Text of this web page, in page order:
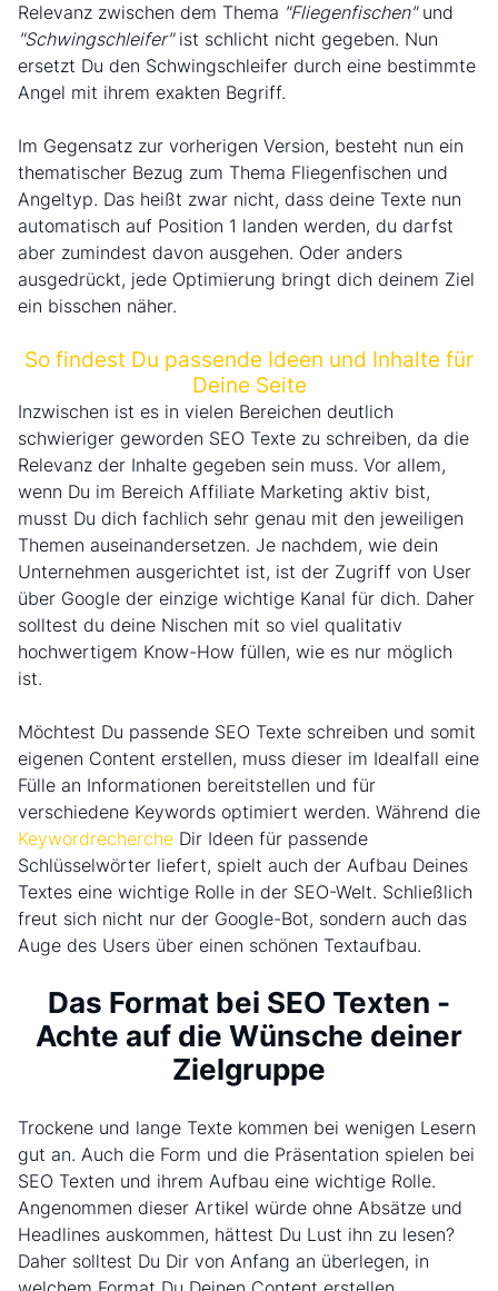
Relevanz zwischen dem Thema "Fliegenfischen"und
"Schwingschleifer"ist schlicht nicht gegeben. Nun
ersetzt Du den Schwingschleifer durch eine bestimmte
Angel mit ihrem exakten Begriff.
Im Gegensatz zur vorherigen Version, besteht nun ein
thematischer Bezug zum Thema Fliegenfischen und
Angeltyp. Das heißt zwar nicht, dass deine Texte nun
automatisch auf Position 1 landen werden, du darfst
aber zumindest davon ausgehen. Oder anders
ausgedrückt, jede Optimierung bringt dich deinem Ziel
ein bisschen näher.
So findest Du passende Ideen und Inhalte für
Deine Seite
Inzwischen ist es in vielen Bereichen deutlich
schwieriger geworden SEO Texte zu schreiben, da die
Relevanz der Inhalte gegeben sein muss. Vor allem,
wenn Du im Bereich Affiliate Marketing aktiv bist,
musst Du dich fachlich sehr genau mit den jeweiligen
Themen auseinandersetzen. Je nachdem, wie dein
Unternehmen ausgerichtet ist, ist der Zugriff von User
über Google der einzige wichtige Kanal für dich. Daher
solltest du deine Nischen mit so viel qualitativ
hochwertigem Know-How füllen, wie es nur möglich
ist.
Möchtest Du passende SEO Texte schreiben und somit
eigenen Content erstellen, muss dieser im Idealfall eine
Fülle an Informationen bereitstellen und für
verschiedene Keywords optimiert werden. Während die
Keywordrecherche Dir Ideen für passende
Schlüsselwörter liefert, spielt auch der Aufbau Deines
Textes eine wichtige Rolle in der SEO-Welt. Schließlich
freut sich nicht nur der Google-Bot, sondern auch das
Auge des Users über einen schönen Textaufbau.
Das Format bei SEO Texten -
Achte auf die Wünsche deiner
Zielgruppe
Trockene und lange Texte kommen bei wenigen Lesern
gut an. Auch die Form und die Präsentation spielen bei
SEO Texten und ihrem Aufbau eine wichtige Rolle.
Angenommen dieser Artikel würde ohne Absätze und
Headlines auskommen, hättest Du Lust ihn zu lesen?
Daher solltest Du Dir von Anfang an überlegen, in